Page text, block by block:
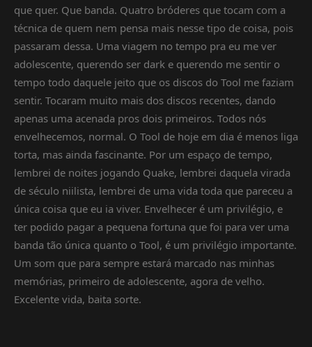
que quer. Que banda. Quatro bróderes que tocam com a
técnica de quem nem pensa mais nesse tipo de coisa, pois
passaram dessa. Uma viagem no tempo pra eu me ver
adolescente, querendo ser dark e querendo me sentir o
tempo todo daquele jeito que os discos do Tool me faziam
sentir. Tocaram muito mais dos discos recentes, dando
apenas uma acenada pros dois primeiros. Todos nós
envelhecemos, normal. O Tool de hoje em dia é menos liga
torta, mas ainda fascinante. Por um espaço de tempo,
lembrei de noites jogando Quake, lembrei daquela virada
de século niilista, lembrei de uma vida toda que pareceu a
única coisa que eu ia viver. Envelhecer é um privilégio, e
ter podido pagar a pequena fortuna que foi para ver uma
banda tão única quanto o Tool, é um privilégio importante.
Um som que para sempre estará marcado nas minhas
memórias, primeiro de adolescente, agora de velho.
Excelente vida, baita sorte.